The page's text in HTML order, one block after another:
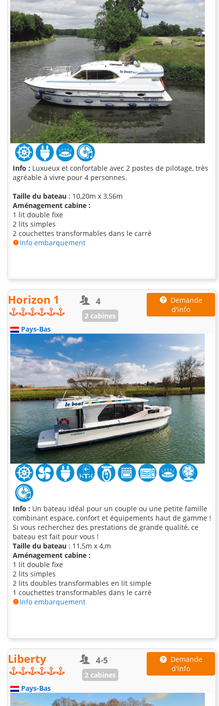
Info : Luxueux et confortable avec 2 postes de pilotage, très
agréable à vivre pour 4 personnes.
Taille du bateau : 10,20m x 3,56m
Aménagement cabine :
1 lit double fixe
2 lits simples
2 couchettes transformables dans le carré
Info embarquement
Horizon 1 4
2 cabines
Demande
d'info
Pays-Bas
Info : Un bateau idéal pour un couple ou une petite famille
combinant espace, confort et équipements haut de gamme !
Si vous recherchez des prestations de grande qualité, ce
bateau est fait pour vous !
Taille du bateau : 11,5m x 4,m
Aménagement cabine :
1 lit double fixe
2 lits simples
2 lits doubles transformables en lit simple
1 couchettes transformables dans le carré
Info embarquement
Liberty 4-5
2 cabines
Demande
d'info
Pays-Bas